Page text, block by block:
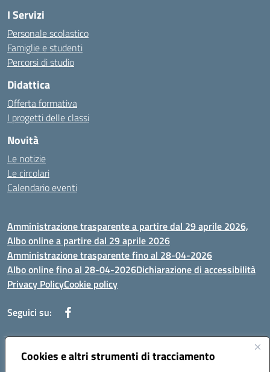
Cookies e altri strumenti di tracciamento
I Servizi
Personale scolastico
Famiglie e studenti
Percorsi di studio
Didattica
Offerta formativa
I progetti delle classi
Novità
Le notizie
Le circolari
Calendario eventi
Amministrazione trasparente a partire dal 29 aprile 2026,
Albo online a partire dal 29 aprile 2026
Amministrazione trasparente fino al 28-04-2026
Albo online fino al 28-04-2026Dichiarazione di accessibilità
Privacy PolicyCookie policy
Seguici su:
Indirizzo:Via Selicato, 1 71122 FOGGIA (FG)